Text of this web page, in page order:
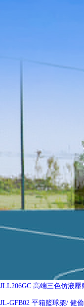
JLL206GC 高端三色仿液壓
JL-GFB02 平箱籃球架/ 健